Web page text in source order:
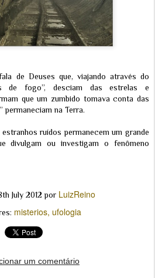
de Deuses que, viajando através do
de fogo”, desciam das estrelas e
que um zumbido tomava conta das
permaneciam na Terra.
ruídos permanecem um grande
divulgam ou investigam o fenômeno
July 2012 por LuizReino
misterios ufologia
um comentário